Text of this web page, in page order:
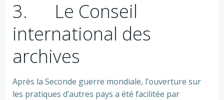
3. Le Conseil
international des
archives
Après la Seconde guerre mondiale, l’ouverture sur
les pratiques d’autres pays a été facilitée par